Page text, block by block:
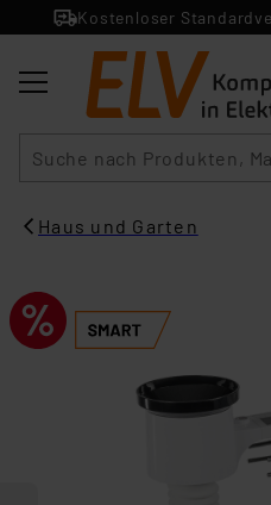
Kostenloser
Haus und Garten​